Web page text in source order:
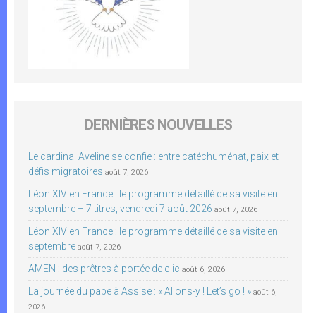
DERNIÈRES NOUVELLES
Le cardinal Aveline se confie : entre catéchuménat, paix et
défis migratoires août 7, 2026
Léon XIV en France : le programme détaillé de sa visite en
septembre – 7 titres, vendredi 7 août 2026 août 7, 2026
Léon XIV en France : le programme détaillé de sa visite en
septembre août 7, 2026
AMEN : des prêtres à portée de clic août 6, 2026
La journée du pape à Assise : « Allons-y ! Let’s go ! » août 6,
2026